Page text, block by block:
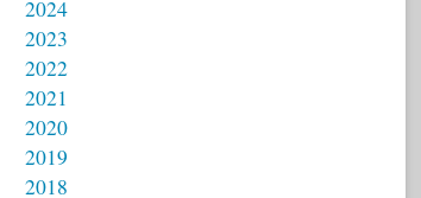
2024
2023
2022
2021
2020
2019
2018